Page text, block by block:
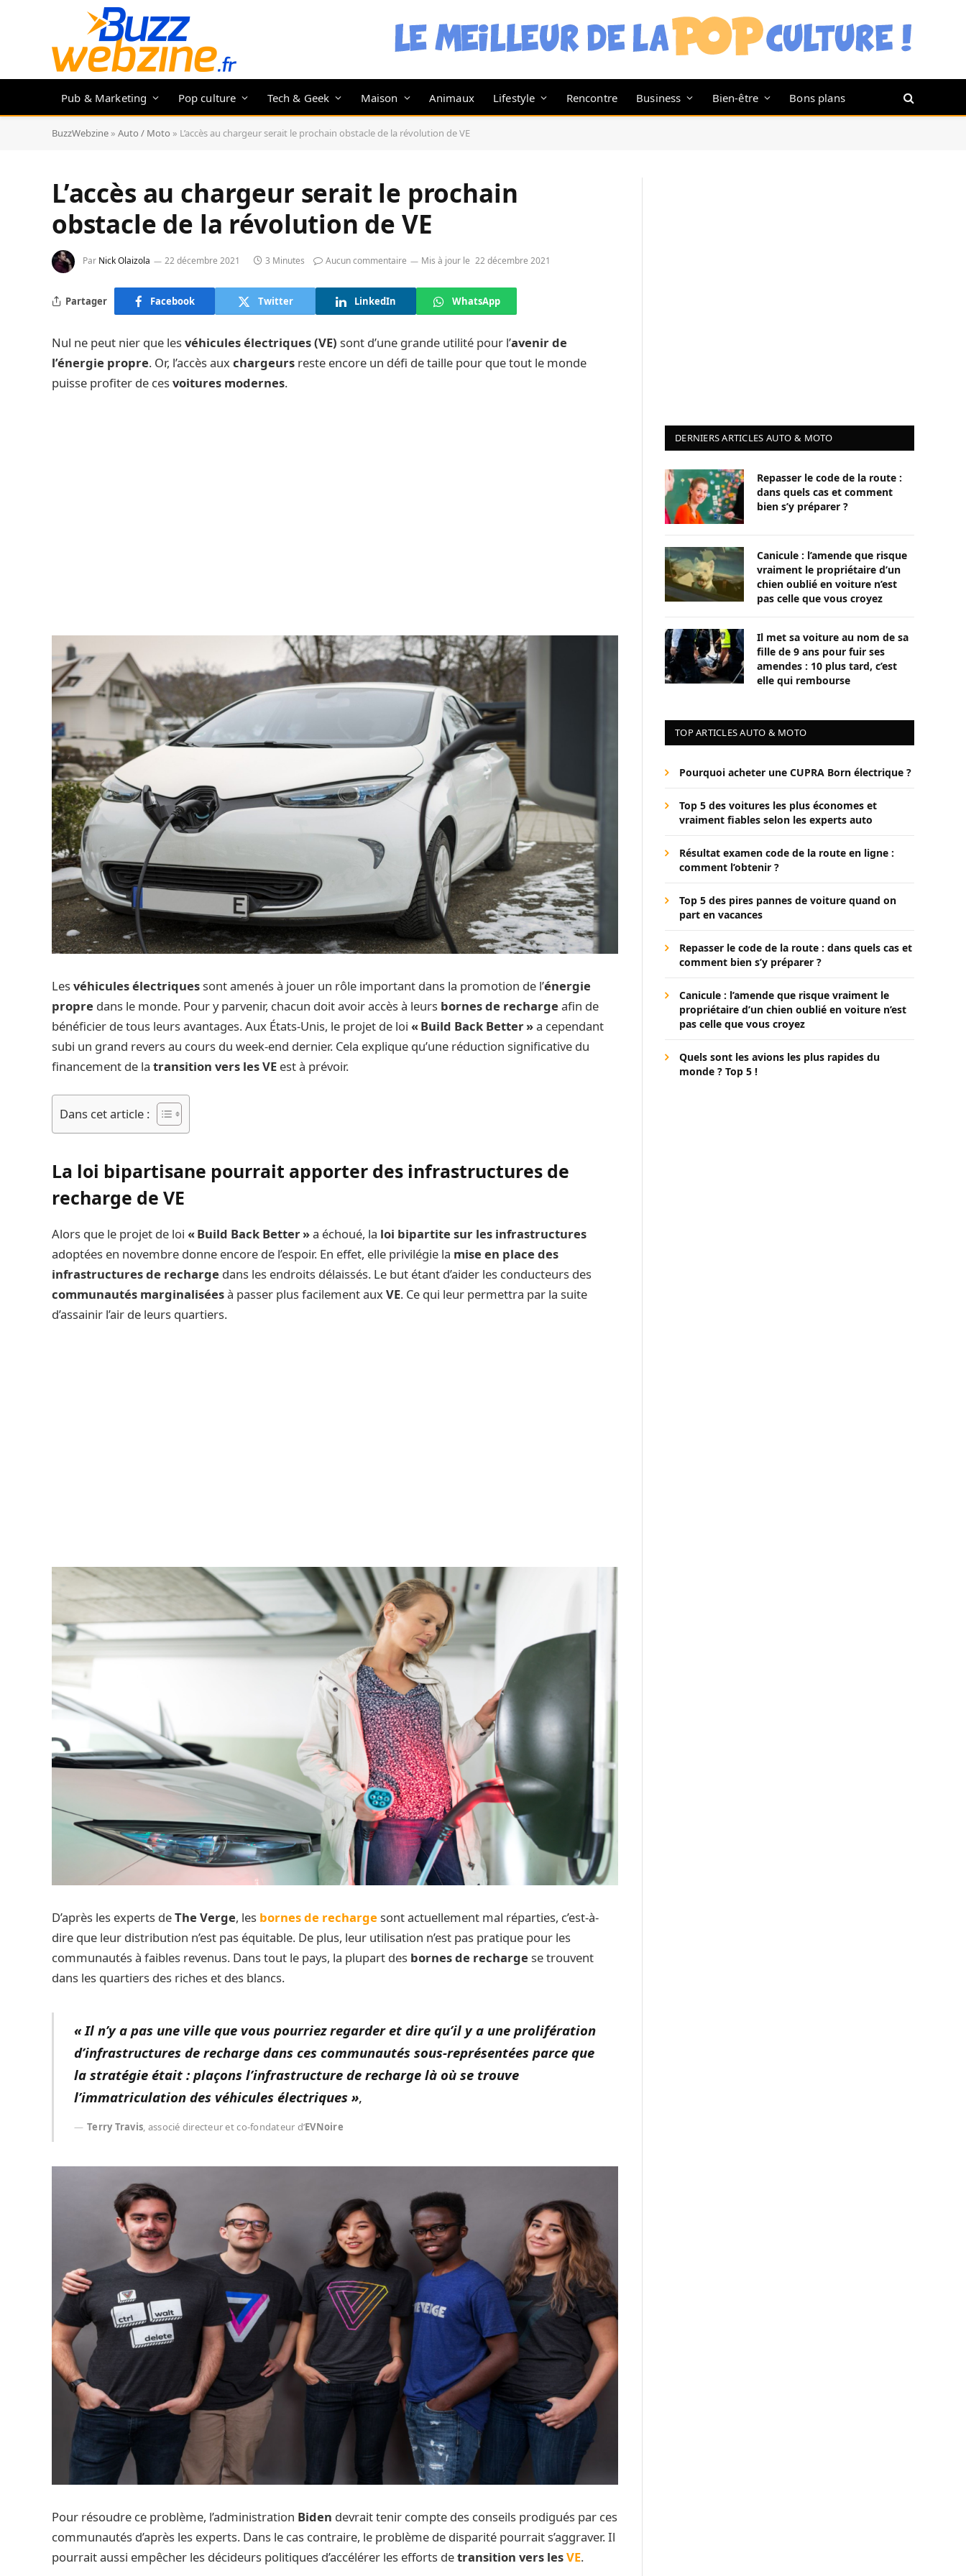
Pub & Marketing Pop culture Tech & Geek Maison Animaux Lifestyle Rencontre Business Bien-être Bons plans
BuzzWebzine » Auto / Moto » L’accès au chargeur serait le prochain obstacle de la révolution de VE
L’accès au chargeur serait le prochain
obstacle de la révolution de VE
Par Nick Olaizola 22 décembre 2021 3 Minutes Aucun commentaire Mis à jour le 22 décembre 2021
Partager Facebook Twitter LinkedIn WhatsApp
Nul ne peut nier que lesvéhicules électriques (VE) sont d’une grande utilité pour l’avenir de
l’énergie propre. Or, l’accès auxchargeurs reste encore un défi de taille pour que tout le monde
puisse profiter de cesvoitures modernes.
Lesvéhicules électriquessont amenés à jouer un rôle important dans la promotion de l’énergie
propre dans le monde. Pour y parvenir, chacun doit avoir accès à leurs bornes de recharge afin de
bénéficier de tous leurs avantages. Aux États-Unis, le projet de loi « Build Back Better »a cependant
subi un grand revers au cours du week-end dernier. Cela explique qu’une réduction significative du
financement de la transition vers les VE est à prévoir.
Dans cet article :
La loi bipartisane pourrait apporter des infrastructures de
recharge de VE
Alors que le projet de loi « Build Back Better »a échoué, la loi bipartite sur les infrastructures
adoptées en novembre donne encore de l’espoir. En effet, elle privilégie la mise en place des
infrastructures de recharge dans les endroits délaissés. Le but étant d’aider les conducteurs des
communautés marginaliséesà passer plus facilement auxVE. Ce qui leur permettra par la suite
d’assainir l’air de leurs quartiers.
D’après les experts deThe Verge, les bornes de rechargesont actuellement mal réparties, c’est-à-
dire que leur distribution n’est pas équitable. De plus, leur utilisation n’est pas pratique pour les
communautés à faibles revenus. Dans tout le pays, la plupart des bornes de recharge se trouvent
dans les quartiers des riches et des blancs.
« Il n’y a pas une ville que vous pourriez regarder et dire qu’il y a une prolifération
d’infrastructures de recharge dans ces communautés sous-représentées parce que
la stratégie était : plaçons l’infrastructure de recharge là où se trouve
l’immatriculation des véhicules électriques »,
Terry Travis, associé directeur et co-fondateur d’EVNoire
Pour résoudre ce problème, l’administration Biden devrait tenir compte des conseils prodigués par ces
communautés d’après les experts. Dans le cas contraire, le problème de disparité pourrait s’aggraver. Il
pourrait aussi empêcher les décideurs politiques d’accélérer les efforts detransition vers lesVE.
DERNIERS ARTICLES AUTO & MOTO
Repasser le code de la route :
dans quels cas et comment
bien s’y préparer ?
Canicule : l’amende que risque
vraiment le propriétaire d’un
chien oublié en voiture n’est
pas celle que vous croyez
Il met sa voiture au nom de sa
fille de 9 ans pour fuir ses
amendes : 10 plus tard, c’est
elle qui rembourse
TOP ARTICLES AUTO & MOTO
Pourquoi acheter une CUPRA Born électrique ?
Top 5 des voitures les plus économes et
vraiment fiables selon les experts auto
Résultat examen code de la route en ligne :
comment l’obtenir ?
Top 5 des pires pannes de voiture quand on
part en vacances
Repasser le code de la route : dans quels cas et
comment bien s’y préparer ?
Canicule : l’amende que risque vraiment le
propriétaire d’un chien oublié en voiture n’est
pas celle que vous croyez
Quels sont les avions les plus rapides du
monde ? Top 5 !